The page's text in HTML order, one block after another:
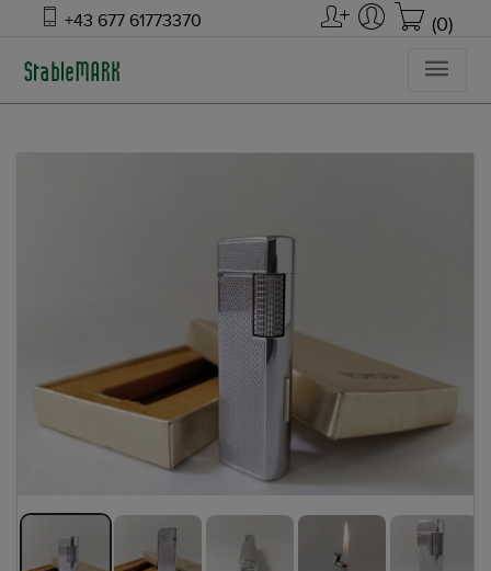
+43 677 61773370 (0)